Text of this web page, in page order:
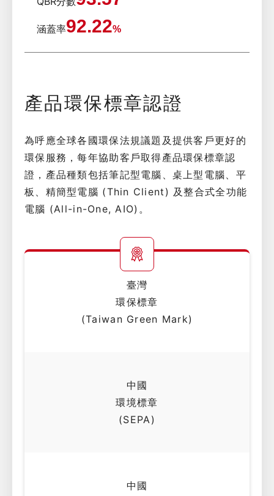
涵蓋率92.22%
產品環保標章認證
為呼應全球各國環保法規議題及提供客戶更好的
環保服務，每年協助客戶取得產品環保標章認
證，產品種類包括筆記型電腦、桌上型電腦、平
板、精簡型電腦 (Thin Client) 及整合式全功能
電腦 (All-in-One, AIO)。
臺灣
環保標章
(Taiwan Green Mark)
中國
環境標章
(SEPA)
中國